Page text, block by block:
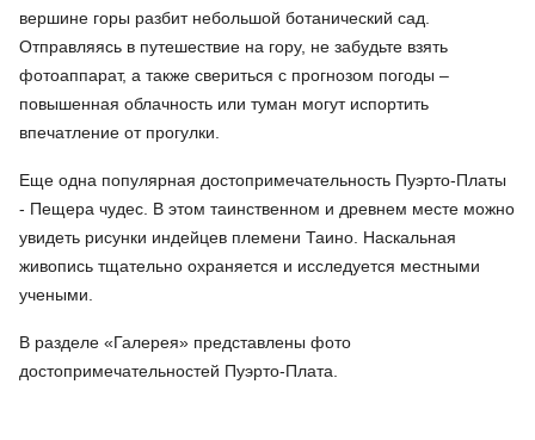
вершине горы разбит небольшой ботанический сад.
Отправляясь в путешествие на гору, не забудьте взять
фотоаппарат, а также свериться с прогнозом погоды –
повышенная облачность или туман могут испортить
впечатление от прогулки.
Еще одна популярная достопримечательность Пуэрто-Платы
- Пещера чудес. В этом таинственном и древнем месте можно
увидеть рисунки индейцев племени Таино. Наскальная
живопись тщательно охраняется и исследуется местными
учеными.
В разделе «Галерея» представлены фото
достопримечательностей Пуэрто-Плата.